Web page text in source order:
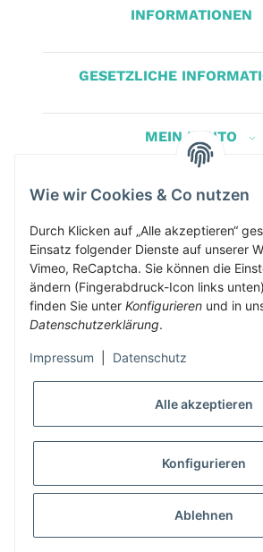
INFORMATIONEN
GESETZLICHE
MEIN KONTO
Herbis Anglerladen
Inh.Herbert Schinnerl
Kirchdorf am Inn 5
4982 Kirchdorf am Inn
info@herbis-
Alle Preise inklusive gesetzlicher Mwst.,
Servicekosten
Wie wir Cookies & Co nutzen
Durch Klicken auf „Alle akzeptieren“
Einsatz folgender Dienste auf unserer
Vimeo, ReCaptcha. Sie können die
ändern (Fingerabdruck-Icon links
finden Sie unter Konfigurieren und in
Datenschutzerklärung.
Impressum Datenschutz
Alle akzeptieren
Konfigurieren
Ablehnen